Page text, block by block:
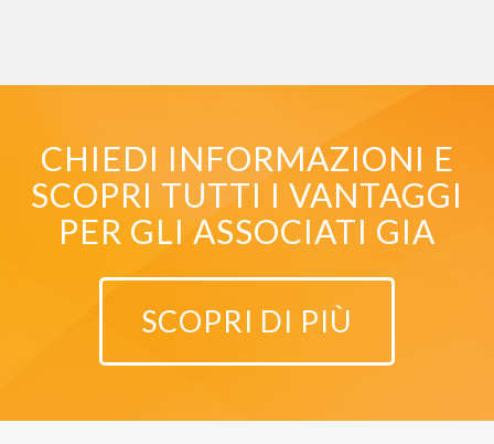
CHIEDI INFORMAZIONI E
SCOPRI TUTTI I VANTAGGI
PER GLI ASSOCIATI GIA
SCOPRI DI PIÙ